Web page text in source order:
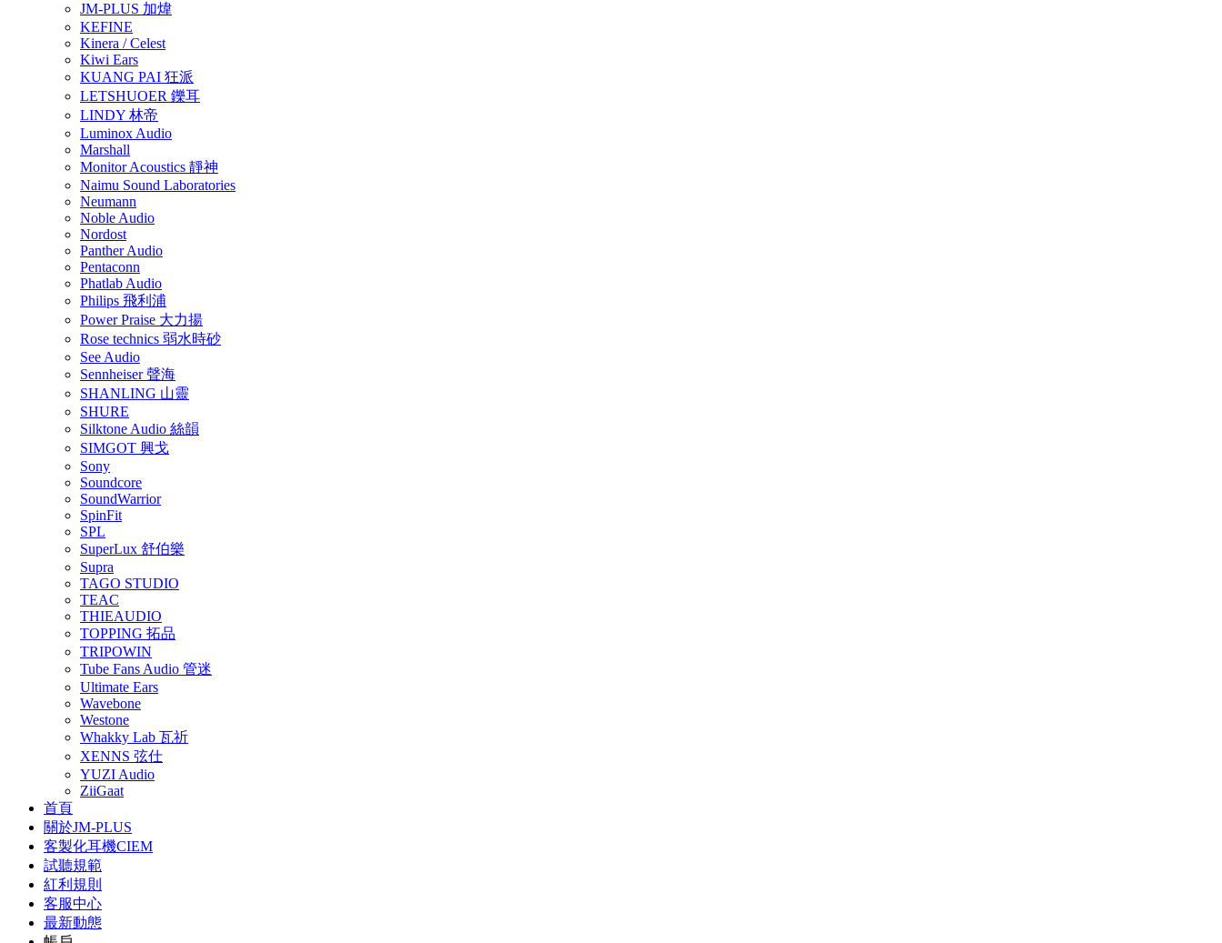
JM-PLUS 加煒
KEFINE
Kinera / Celest
Kiwi Ears
KUANG PAI 狂派
LETSHUOER 鑠耳
LINDY 林帝
Luminox Audio
Marshall
Monitor Acoustics 靜神
Naimu Sound Laboratories
Neumann
Noble Audio
Nordost
Panther Audio
Pentaconn
Phatlab Audio
Philips 飛利浦
Power Praise 大力揚
Rose technics 弱水時砂
See Audio
Sennheiser 聲海
SHANLING 山靈
SHURE
Silktone Audio 絲韻
SIMGOT 興戈
Sony
Soundcore
SoundWarrior
SpinFit
SPL
SuperLux 舒伯樂
Supra
TAGO STUDIO
TEAC
THIEAUDIO
TOPPING 拓品
TRIPOWIN
Tube Fans Audio 管迷
Ultimate Ears
Wavebone
Westone
Whakky Lab 瓦祈
XENNS 弦仕
YUZI Audio
ZiiGaat
首頁
關於JM-PLUS
客製化耳機CIEM
試聽規範
紅利規則
客服中心
最新動態